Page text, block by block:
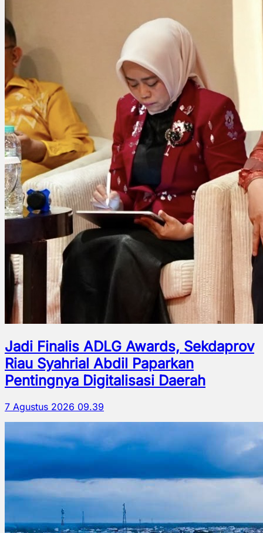
Jadi Finalis ADLG Awards, Sekdaprov
Riau Syahrial Abdil Paparkan
Pentingnya Digitalisasi Daerah
7 Agustus 2026 09.39